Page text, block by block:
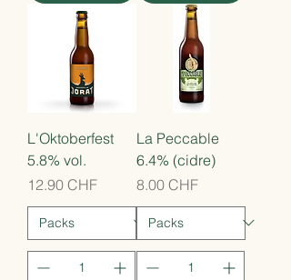
L'Oktoberfest
5.8% vol.
Prix
12.90 CHF
La Peccable
6.4% (cidre)
Prix
8.00 CHF